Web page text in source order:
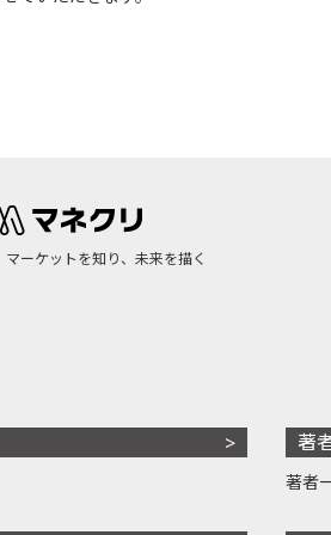
マーケットを知り、未来を描く
著
著者